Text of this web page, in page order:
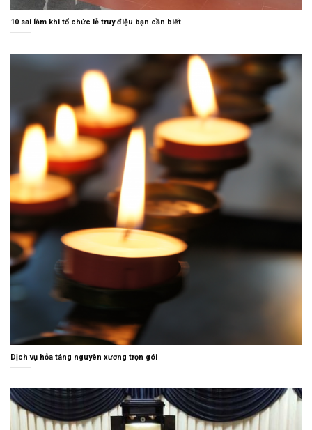
10 sai lầm khi tổ chức lễ truy điệu bạn cần biết
Dịch vụ hỏa táng nguyên xương trọn gói